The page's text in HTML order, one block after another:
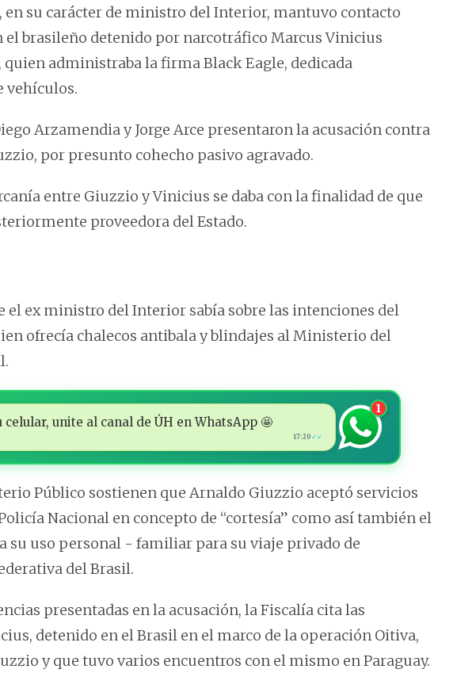
su carácter de ministro del Interior, mantuvo contacto
brasileño detenido por narcotráfico Marcus Vinicius
quien administraba la firma Black Eagle, dedicada
vehículos.
Arzamendia y Jorge Arce presentaron la acusación contra
por presunto cohecho pasivo agravado.
entre Giuzzio y Vinicius se daba con la finalidad de que
proveedora del Estado.
el ex ministro del Interior sabía sobre las intenciones del
ofrecía chalecos antibala y blindajes al Ministerio del
unite al canal de ÚH en WhatsApp 🤩
17:20 ✓✓
1
Público sostienen que Arnaldo Giuzzio aceptó servicios
Nacional en concepto de “cortesía” como así también el
su uso personal - familiar para su viaje privado de
del Brasil.
presentadas en la acusación, la Fiscalía cita las
detenido en el Brasil en el marco de la operación Oitiva,
y que tuvo varios encuentros con el mismo en Paraguay.